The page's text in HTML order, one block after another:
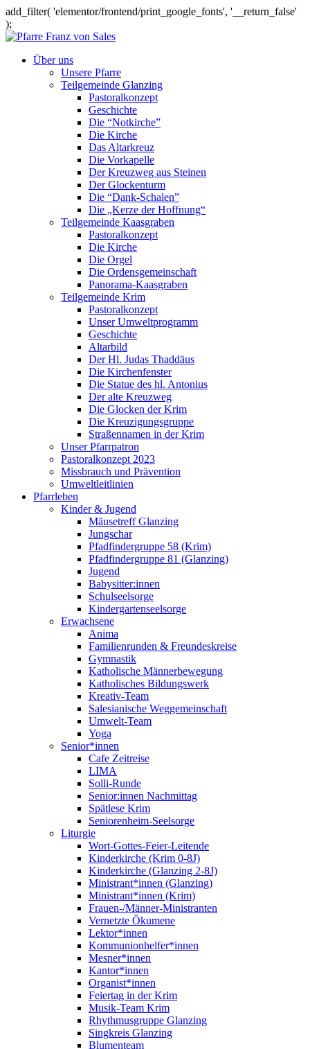
add_filter( 'elementor/frontend/print_google_fonts', '__return_false'
);
Über uns
Unsere Pfarre
Teilgemeinde Glanzing
Pastoralkonzept
Geschichte
Die “Notkirche”
Die Kirche
Das Altarkreuz
Die Vorkapelle
Der Kreuzweg aus Steinen
Der Glockenturm
Die “Dank-Schalen”
Die „Kerze der Hoffnung“
Teilgemeinde Kaasgraben
Pastoralkonzept
Die Kirche
Die Orgel
Die Ordensgemeinschaft
Panorama-Kaasgraben
Teilgemeinde Krim
Pastoralkonzept
Unser Umweltprogramm
Geschichte
Altarbild
Der Hl. Judas Thaddäus
Die Kirchenfenster
Die Statue des hl. Antonius
Der alte Kreuzweg
Die Glocken der Krim
Die Kreuzigungsgruppe
Straßennamen in der Krim
Unser Pfarrpatron
Pastoralkonzept 2023
Missbrauch und Prävention
Umweltleitlinien
Pfarrleben
Kinder & Jugend
Mäusetreff Glanzing
Jungschar
Pfadfindergruppe 58 (Krim)
Pfadfindergruppe 81 (Glanzing)
Jugend
Babysitter:innen
Schulseelsorge
Kindergartenseelsorge
Erwachsene
Anima
Familienrunden & Freundeskreise
Gymnastik
Katholische Männerbewegung
Katholisches Bildungswerk
Kreativ-Team
Salesianische Weggemeinschaft
Umwelt-Team
Yoga
Senior*innen
Cafe Zeitreise
LIMA
Solli-Runde
Senior:innen Nachmittag
Spätlese Krim
Seniorenheim-Seelsorge
Liturgie
Wort-Gottes-Feier-Leitende
Kinderkirche (Krim 0-8J)
Kinderkirche (Glanzing 2-8J)
Ministrant*innen (Glanzing)
Ministrant*innen (Krim)
Frauen-/Männer-Ministranten
Vernetzte Ökumene
Lektor*innen
Kommunionhelfer*innen
Mesner*innen
Kantor*innen
Organist*innen
Feiertag in der Krim
Musik-Team Krim
Rhythmusgruppe Glanzing
Singkreis Glanzing
Blumenteam